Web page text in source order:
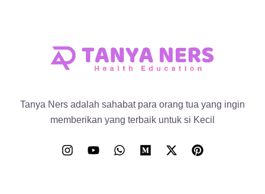
Tanya Ners adalah sahabat para orang tua yang ingin
memberikan yang terbaik untuk si Kecil